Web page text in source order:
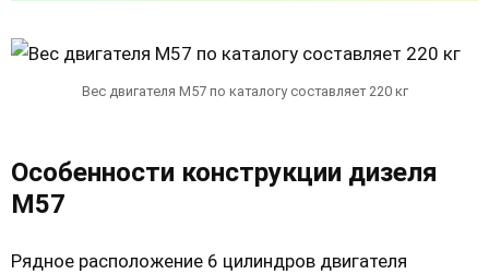
Вес двигателя M57 по каталогу составляет 220 кг
Особенности конструкции дизеля
М57
Рядное расположение 6 цилиндров двигателя